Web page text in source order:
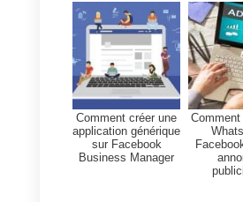
de créativité.
extrêmement
le monde. Il nous
d’améliorer ce
sur l’internet et